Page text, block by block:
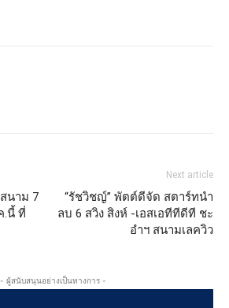
นาม 7
.นี้ ที่
Next article
“รัชวิชญ์” พัตต์ดีจัด สตาร์ทนำ
ลบ 6 สวิง สิงห์ -เอสเอทีทีดีที ชะ
อำฯ สนามเลควิว
- ผู้สนับสนุนอย่างเป็นทางการ -